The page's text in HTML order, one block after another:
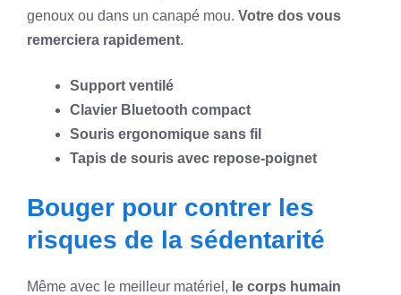
genoux ou dans un canapé mou. Votre dos vous
remerciera rapidement.
Support ventilé
Clavier Bluetooth compact
Souris ergonomique sans fil
Tapis de souris avec repose-poignet
Bouger pour contrer les
risques de la sédentarité
Même avec le meilleur matériel, le corps humain